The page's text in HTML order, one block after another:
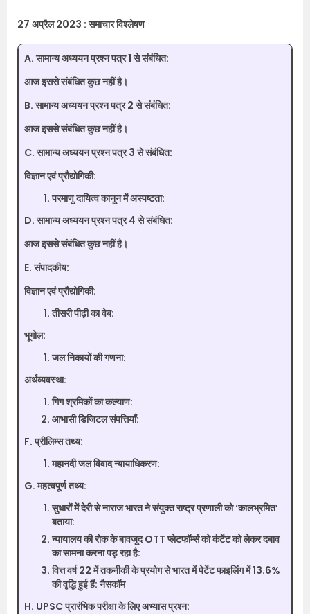
27 अप्रैल 2023 : समाचार विश्लेषण
A. सामान्य अध्ययन प्रश्न पत्र 1 से संबंधित:
आज इससे संबंधित कुछ नहीं है।
B. सामान्य अध्ययन प्रश्न पत्र 2 से संबंधित:
आज इससे संबंधित कुछ नहीं है।
C. सामान्य अध्ययन प्रश्न पत्र 3 से संबंधित:
विज्ञान एवं प्रौद्योगिकी:
परमाणु दायित्व कानून में अस्पष्टता:
D. सामान्य अध्ययन प्रश्न पत्र 4 से संबंधित:
आज इससे संबंधित कुछ नहीं है।
E. संपादकीय:
विज्ञान एवं प्रौद्योगिकी:
तीसरी पीढ़ी का वेब:
भूगोल:
जल निकायों की गणना:
अर्थव्यवस्था:
गिग श्रमिकों का कल्याण:
आभासी डिजिटल संपत्तियाँ:
F. प्रीलिम्स तथ्य:
महानदी जल विवाद न्यायाधिकरण:
G. महत्वपूर्ण तथ्य:
सुधारों में देरी से नाराज भारत ने संयुक्त राष्ट्र प्रणाली को ‘कालभ्रमित’
बताया:
न्यायालय की रोक के बावजूद OTT प्लेटफॉर्म्स को कंटेंट को लेकर दबाव
का सामना करना पड़ रहा है:
वित्त वर्ष 22 में तकनीकी के प्रयोग से भारत में पेटेंट फाइलिंग में 13.6%
की वृद्धि हुई हैं: नैसकॉम
H. UPSC प्रारंभिक परीक्षा के लिए अभ्यास प्रश्न: